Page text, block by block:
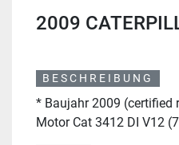
2009
BESCHREIBUNG
* Baujahr 2009 (certified
Motor Cat 3412 DI V12